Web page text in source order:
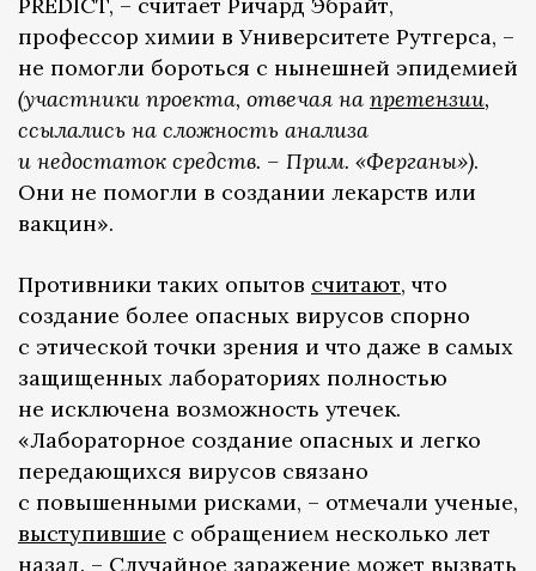
профессор химии в Университете Рутгерса, –
не помогли бороться с нынешней эпидемией
(участники проекта, отвечая на претензии,
ссылались на сложность анализа
и недостаток средств. – Прим. «Ферганы»).
Они не помогли в создании лекарств или
вакцин».
Противники таких опытов считают, что
создание более опасных вирусов спорно
с этической точки зрения и что даже в самых
защищенных лабораториях полностью
не исключена возможность утечек.
«Лабораторное создание опасных и легко
передающихся вирусов связано
с повышенными рисками, – отмечали ученые,
выступившие с обращением несколько лет
назад. – Случайное заражение может вызвать